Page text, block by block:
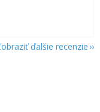
ďalšie recenzie